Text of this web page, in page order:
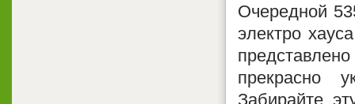
Очередной
электро
прекрасно
Забирайте